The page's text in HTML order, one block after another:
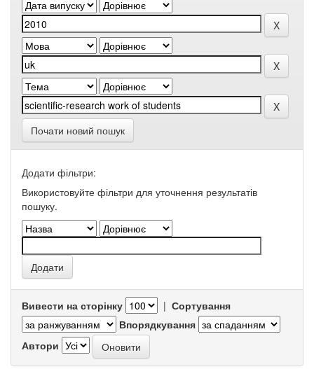
Почати новий пошук
Додати фільтри:
Використовуйте фільтри для уточнення результатів
пошуку.
Вивести на сторінку | Сортування
Впорядкування
Автори